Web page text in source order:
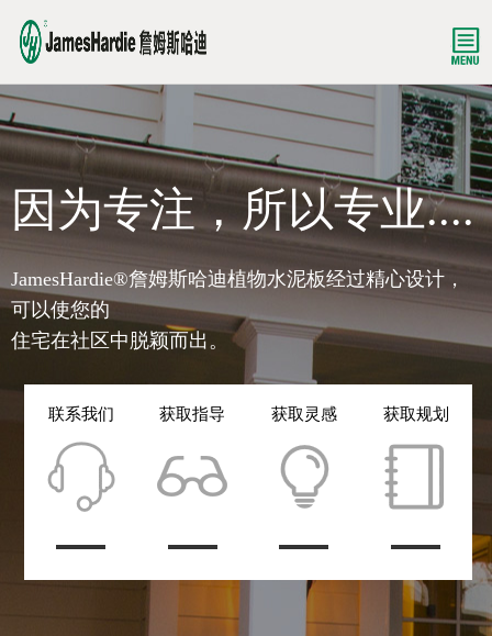
因为专注，所以专业....
JamesHardie®詹姆斯哈迪植物水泥板经过精心设计，
可以使您的
住宅在社区中脱颖而出。
联系我们 获取指导 获取灵感 获取规划